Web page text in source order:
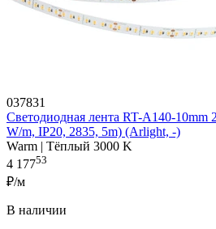
037831
Светодиодная лента RT-A140-10mm
W/m, IP20, 2835, 5m) (Arlight, -)
Warm | Тёплый 3000 K
4 17753
₽/м
В наличии